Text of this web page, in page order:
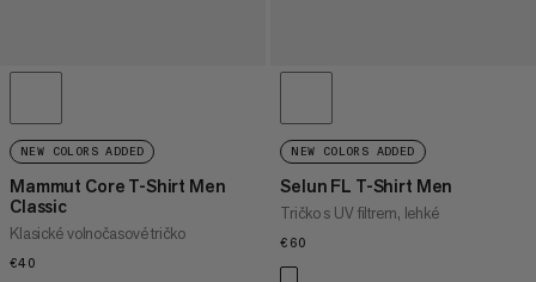
NEW COLORS ADDED
Mammut Core T-Shirt Men
Classic
Klasické volnočasové tričko
€40
NEW COLORS ADDED
Selun FL T-Shirt Men
Tričko s UV filtrem, lehké
€60